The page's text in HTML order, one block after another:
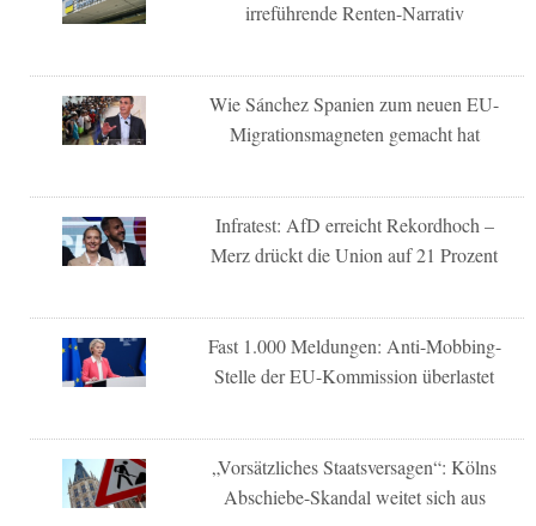
irreführende Renten-Narrativ
Wie Sánchez Spanien zum neuen EU-
Migrationsmagneten gemacht hat
Infratest: AfD erreicht Rekordhoch –
Merz drückt die Union auf 21 Prozent
Fast 1.000 Meldungen: Anti-Mobbing-
Stelle der EU-Kommission überlastet
„Vorsätzliches Staatsversagen“: Kölns
Abschiebe-Skandal weitet sich aus